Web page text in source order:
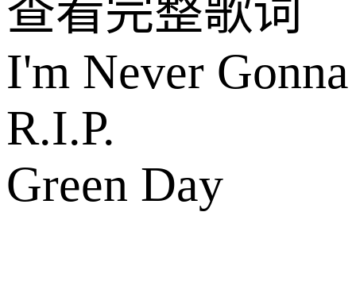
查看完整歌词
I'm Never Gonna
R.I.P.
Green Day